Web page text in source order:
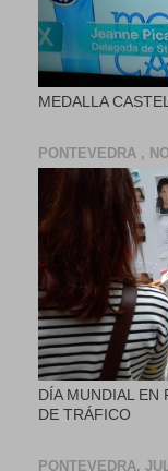
MEDALLA
PONTEVEDRA ,
DÍA MUNDIAL EN
DE TRÁFICO
PONTEVEDRA,